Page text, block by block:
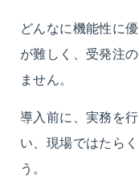
どんなに機能性に
が難しく、受発注
ません。
導入前に、実務を
い、現場ではたら
う。